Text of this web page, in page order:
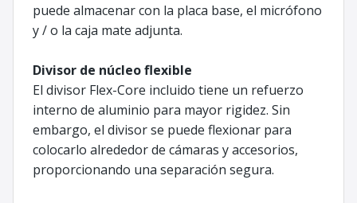
puede almacenar con la placa base, el micrófono
y / o la caja mate adjunta.
Divisor de núcleo flexible
El divisor Flex-Core incluido tiene un refuerzo
interno de aluminio para mayor rigidez. Sin
embargo, el divisor se puede flexionar para
colocarlo alrededor de cámaras y accesorios,
proporcionando una separación segura.